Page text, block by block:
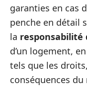
garanties en cas
penche en détail
la responsabilité
d’un logement,
tels que les
conséquences